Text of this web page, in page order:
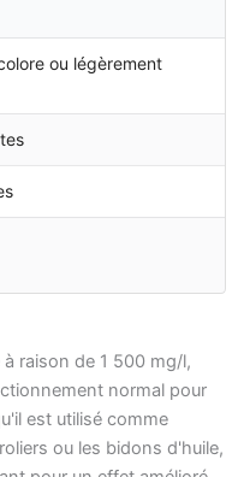
ou légèrement
raison de 1 500 mg/l,
normal pour
est utilisé comme
ou les bidons d'huile,